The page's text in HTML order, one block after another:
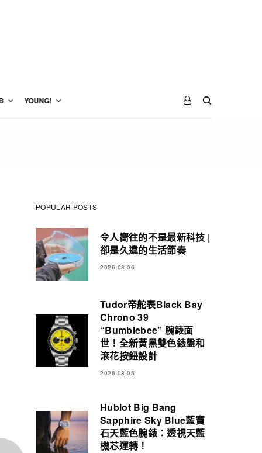
YOUNG!
POPULAR POSTS
令人嚮往的不是最新科技 |
卻是久違的生活節奏
2026-08-06
Tudor帝舵表Black Bay
Chrono 39
“Bumblebee” 腕錶面
世！全新黃黑雙色錶盤和
滾花按鈕設計
2026-08-05
Hublot Big Bang
Sapphire Sky Blue藍寶
石天藍色腕錶：透視天藍
機芯運轉！